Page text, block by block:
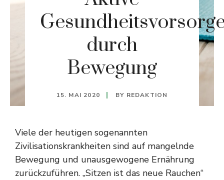
durch
Bewegung
15. MAI 2020 BY REDAKTION
Viele der heutigen sogenannten
Zivilisationskrankheiten sind auf mangelnde
Bewegung und unausgewogene Ernährung
zurückzuführen. „Sitzen ist das neue Rauchen“